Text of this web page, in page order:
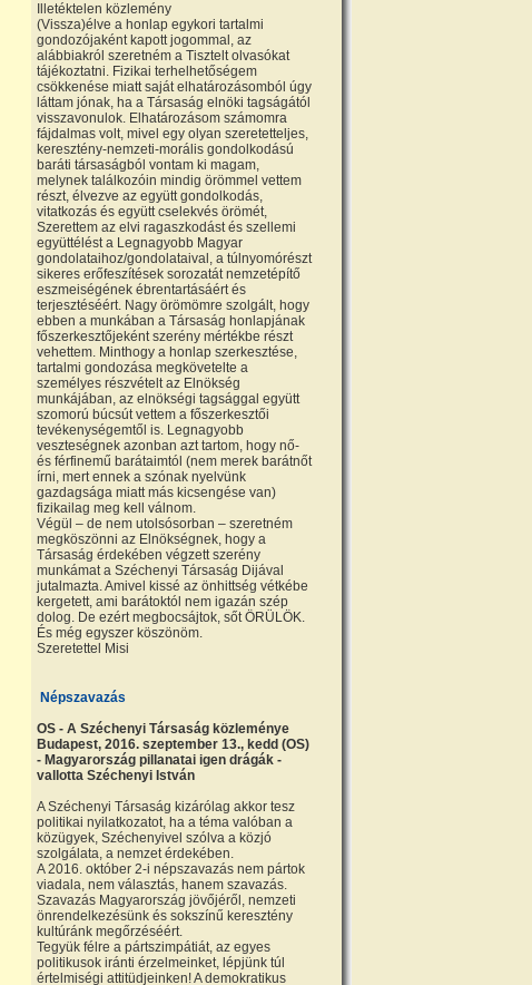
Illetéktelen közlemény
(Vissza)élve a honlap egykori tartalmi
gondozójaként kapott jogommal, az
alábbiakról szeretném a Tisztelt olvasókat
tájékoztatni. Fizikai terhelhetőségem
csökkenése miatt saját elhatározásomból úgy
láttam jónak, ha a Társaság elnöki tagságától
visszavonulok. Elhatározásom számomra
fájdalmas volt, mivel egy olyan szeretetteljes,
keresztény-nemzeti-morális gondolkodású
baráti társaságból vontam ki magam,
melynek találkozóin mindig örömmel vettem
részt, élvezve az együtt gondolkodás,
vitatkozás és együtt cselekvés örömét,
Szerettem az elvi ragaszkodást és szellemi
együttélést a Legnagyobb Magyar
gondolataihoz/gondolataival, a túlnyomórészt
sikeres erőfeszítések sorozatát nemzetépítő
eszmeiségének ébrentartásáért és
terjesztéséért. Nagy örömömre szolgált, hogy
ebben a munkában a Társaság honlapjának
főszerkesztőjeként szerény mértékbe részt
vehettem. Minthogy a honlap szerkesztése,
tartalmi gondozása megkövetelte a
személyes részvételt az Elnökség
munkájában, az elnökségi tagsággal együtt
szomorú búcsút vettem a főszerkesztői
tevékenységemtől is. Legnagyobb
veszteségnek azonban azt tartom, hogy nő-
és férfinemű barátaimtól (nem merek barátnőt
írni, mert ennek a szónak nyelvünk
gazdagsága miatt más kicsengése van)
fizikailag meg kell válnom.
Végül – de nem utolsósorban – szeretném
megköszönni az Elnökségnek, hogy a
Társaság érdekében végzett szerény
munkámat a Széchenyi Társaság Dijával
jutalmazta. Amivel kissé az önhittség vétkébe
kergetett, ami barátoktól nem igazán szép
dolog. De ezért megbocsájtok, sőt ÖRÜLÖK.
És még egyszer köszönöm.
Szeretettel Misi
Népszavazás
OS - A Széchenyi Társaság közleménye
Budapest, 2016. szeptember 13., kedd (OS)
- Magyarország pillanatai igen drágák -
vallotta Széchenyi István
A Széchenyi Társaság kizárólag akkor tesz
politikai nyilatkozatot, ha a téma valóban a
közügyek, Széchenyivel szólva a közjó
szolgálata, a nemzet érdekében.
A 2016. október 2-i népszavazás nem pártok
viadala, nem választás, hanem szavazás.
Szavazás Magyarország jövőjéről, nemzeti
önrendelkezésünk és sokszínű keresztény
kultúránk megőrzéséért.
Tegyük félre a pártszimpátiát, az egyes
politikusok iránti érzelmeinket, lépjünk túl
értelmiségi attitüdjeinken! A demokratikus